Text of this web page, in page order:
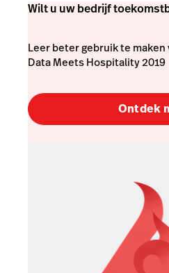
Wilt u uw bedrijf
Leer beter gebruik te maken
Data Meets Hospitality 2019
Ontdek